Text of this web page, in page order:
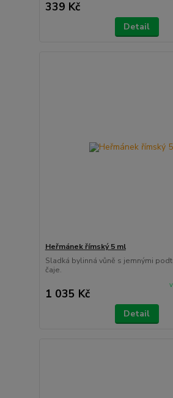
339 Kč
Detail
Heřmánek římský 5 ml
Sladká bylinná vůně s jemnými
čaje.
1 035 Kč
Detail